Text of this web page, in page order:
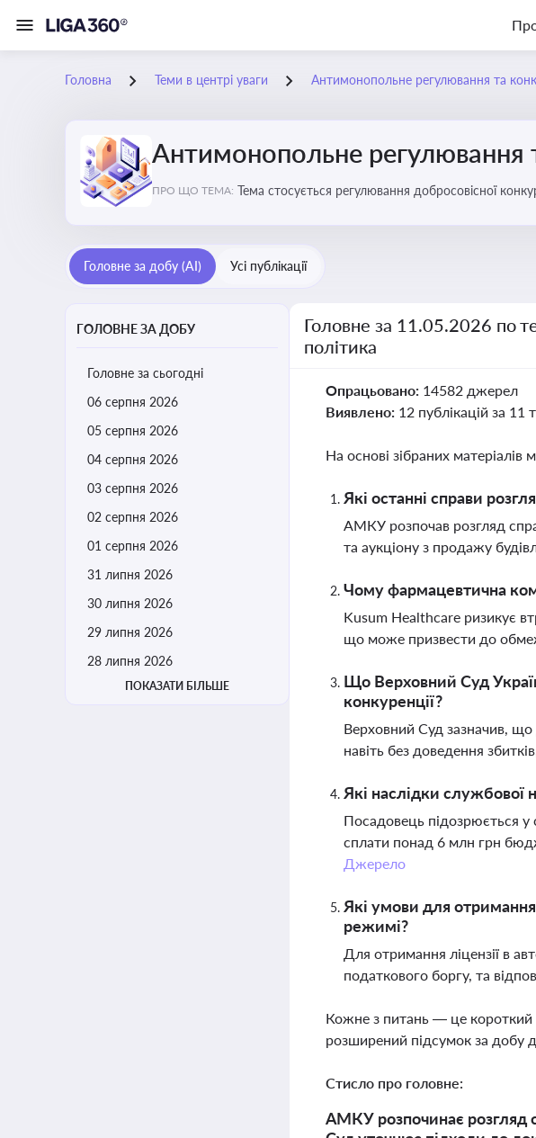
Головна Теми в центрі уваги Антимонопольне регулювання та
Антимонопольне регулювання
ПРО ЩО ТЕМА: Тема стосується регулювання добросовісної
Головне за добу (AI) Усі публікації
ГОЛОВНЕ ЗА ДОБУ
Головне за сьогодні
06 серпня 2026
05 серпня 2026
04 серпня 2026
03 серпня 2026
02 серпня 2026
01 серпня 2026
31 липня 2026
30 липня 2026
29 липня 2026
28 липня 2026
ПОКАЗАТИ БІЛЬШЕ
Головне за 11.05.2026 по
політика
Опрацьовано: 14582 джерел
Виявлено: 12 публікацій за 11
На основі зібраних матеріалів
Які останні справи
АМКУ розпочав розгляд
та аукціону з продажу
Чому фармацевтична
Kusum Healthcare ризикує
що може призвести до
Що Верховний Суд
конкуренції?
Верховний Суд зазначив, що
навіть без доведення
Які наслідки службової
Посадовець підозрюється у
сплати понад 6 млн грн
Джерело
Які умови для
режимі?
Для отримання ліцензії в
податкового боргу, та
Кожне з питань — це короткий
розширений підсумок за добу
Стисло про головне:
АМКУ розпочинає розгляд